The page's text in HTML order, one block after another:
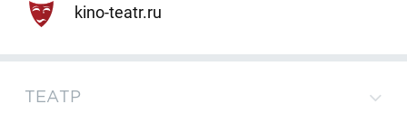
kino-teatr.ru
ТЕАТР